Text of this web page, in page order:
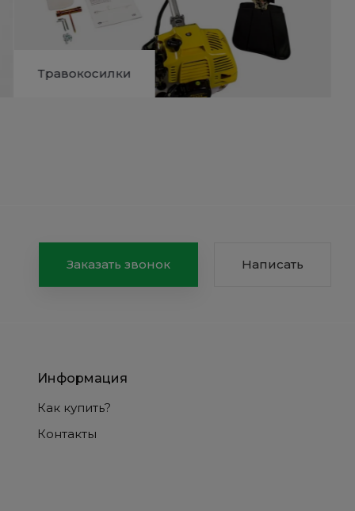
Травокосилки
Заказать звонок Написать
Информация
Как купить?
Контакты